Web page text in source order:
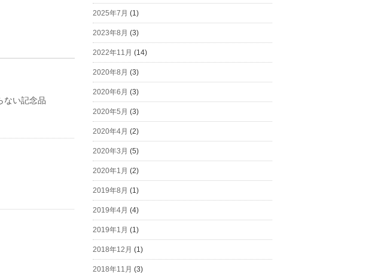
ない記念品
2025年7月 (1)
2023年8月 (3)
2022年11月 (14)
2020年8月 (3)
2020年6月 (3)
2020年5月 (3)
2020年4月 (2)
2020年3月 (5)
2020年1月 (2)
2019年8月 (1)
2019年4月 (4)
2019年1月 (1)
2018年12月 (1)
2018年11月 (3)